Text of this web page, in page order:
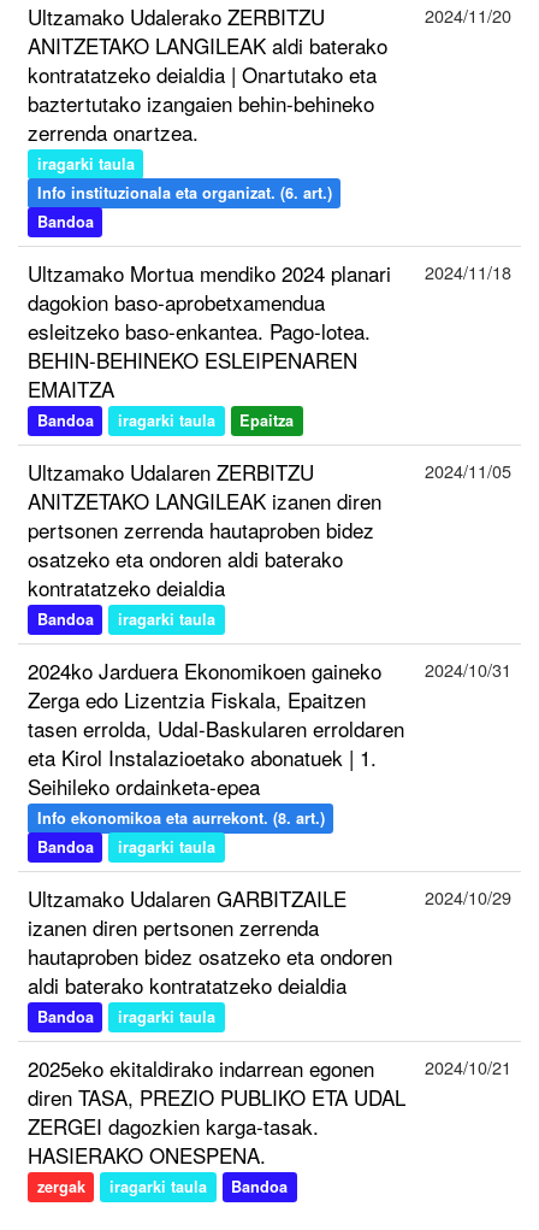
Ultzamako Udalerako ZERBITZU
ANITZETAKO LANGILEAK aldi baterako
kontratatzeko deialdia | Onartutako eta
baztertutako izangaien behin-behineko
zerrenda onartzea.
iragarki taula
Info instituzionala eta organizat. (6. art.)
Bandoa
2024/11/20
Ultzamako Mortua mendiko 2024 planari
dagokion baso-aprobetxamendua
esleitzeko baso-enkantea. Pago-lotea.
BEHIN-BEHINEKO ESLEIPENAREN
EMAITZA
Bandoa iragarki taula Epaitza
2024/11/18
Ultzamako Udalaren ZERBITZU
ANITZETAKO LANGILEAK izanen diren
pertsonen zerrenda hautaproben bidez
osatzeko eta ondoren aldi baterako
kontratatzeko deialdia
Bandoa iragarki taula
2024/11/05
2024ko Jarduera Ekonomikoen gaineko
Zerga edo Lizentzia Fiskala, Epaitzen
tasen errolda, Udal-Baskularen erroldaren
eta Kirol Instalazioetako abonatuek | 1.
Seihileko ordainketa-epea
Info ekonomikoa eta aurrekont. (8. art.)
Bandoa
iragarki taula
2024/10/31
Ultzamako Udalaren GARBITZAILE
izanen diren pertsonen zerrenda
hautaproben bidez osatzeko eta ondoren
aldi baterako kontratatzeko deialdia
Bandoa iragarki taula
2024/10/29
2025eko ekitaldirako indarrean egonen
diren TASA, PREZIO PUBLIKO ETA UDAL
ZERGEI dagozkien karga-tasak.
HASIERAKO ONESPENA.
zergak iragarki taula Bandoa
2024/10/21